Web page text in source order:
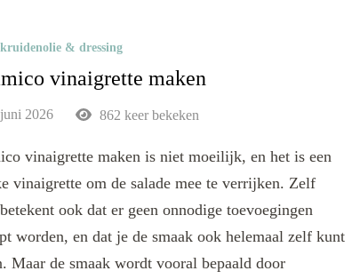
& dressing
vinaigrette maken
2026 862 keer bekeken
vinaigrette maken is niet moeilijk, en het is een
vinaigrette om de salade mee te verrijken. Zelf
ook dat er geen onnodige toevoegingen
worden, en dat je de smaak ook helemaal zelf kunt
Maar de smaak wordt vooral bepaald door